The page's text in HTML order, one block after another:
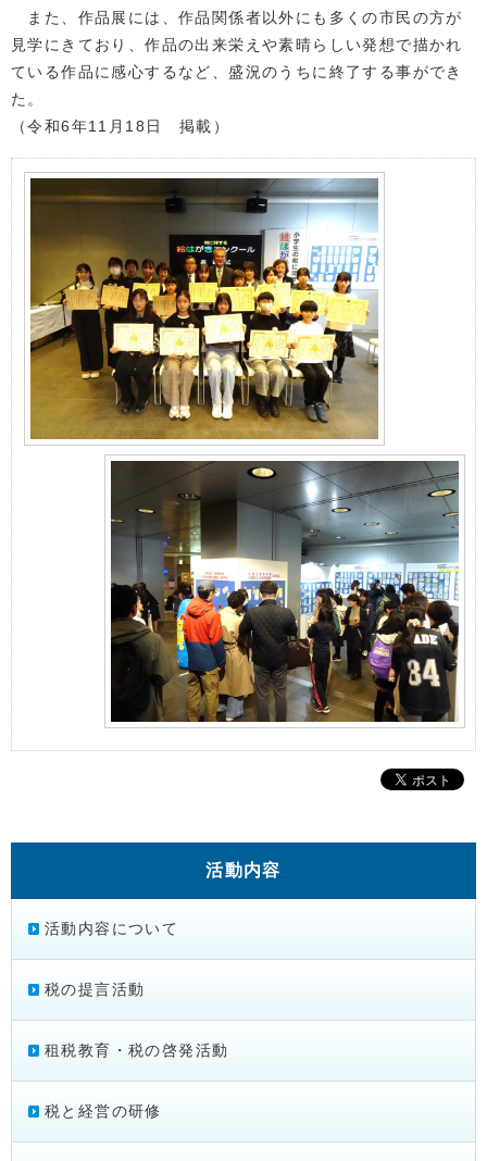
また、作品展には、作品関係者以外にも多くの市民の方が
見学にきており、作品の出来栄えや素晴らしい発想で描かれ
ている作品に感心するなど、盛況のうちに終了する事ができ
た。
（令和6年11月18日 掲載）
活動内容
活動内容について
税の提言活動
租税教育・税の啓発活動
税と経営の研修